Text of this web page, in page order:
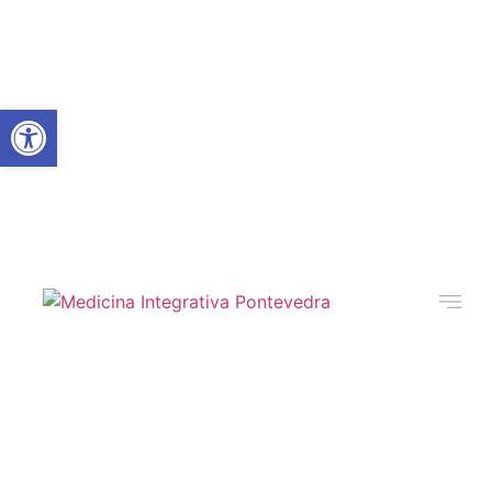
Abrir barra de herramientas